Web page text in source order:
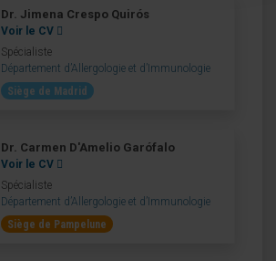
Dr. Jimena Crespo Quirós
Voir le CV
Spécialiste
Département d’Allergologie et d’Immunologie
Siège de Madrid
Dr. Carmen D'Amelio Garófalo
Voir le CV
Spécialiste
Département d’Allergologie et d’Immunologie
Siège de Pampelune